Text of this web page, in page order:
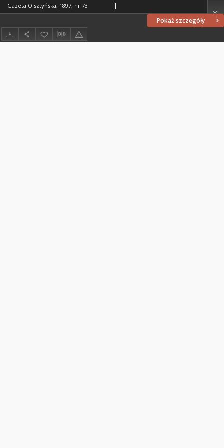
Pokaż szczegóły
Gazeta Olsztyńska, 1897, nr 73